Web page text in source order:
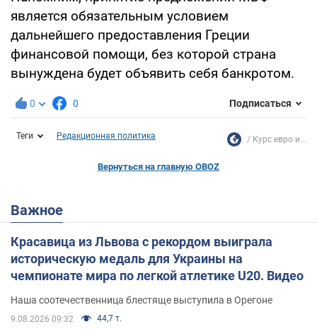
является обязательным условием
дальнейшего предоставления Греции
финансовой помощи, без которой страна
вынуждена будет объявить себя банкротом.
0 0 Подписаться
Теги Редакционная политика Курс евро и...
Вернуться на главную OBOZ
Важное
Красавица из Львова с рекордом выиграла
историческую медаль для Украины на
чемпионате мира по легкой атлетике U20. Видео
Наша соотечественница блестяще выступила в Орегоне
9.08.2026 09:32 44,7 т.